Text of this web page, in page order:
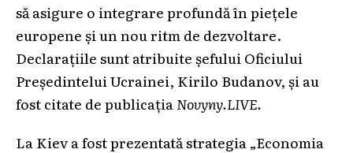
să asigure o integrare profundă în piețele
europene și un nou ritm de dezvoltare.
Declarațiile sunt atribuite șefului Oficiului
Președintelui Ucrainei, Kirilo Budanov, și au
fost citate de publicația Novyny.LIVE.
La Kiev a fost prezentată strategia „Economia